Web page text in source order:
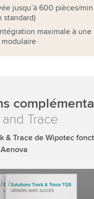
jusqu’à 600 pièces/
standard)
maximale à une
Trace
& Trace de Wipotec